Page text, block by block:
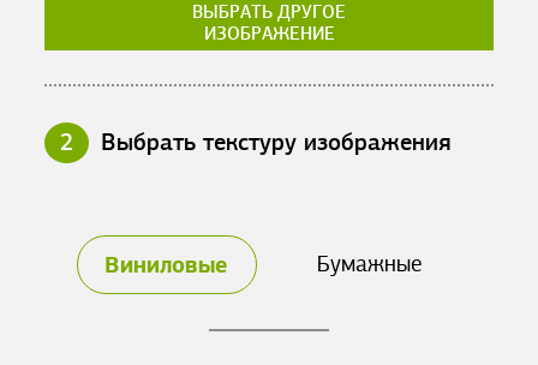
ВЫБРАТЬ ДРУГОЕ
ИЗОБРАЖЕНИЕ
2 Выбрать текстуру изображения
Виниловые Бумажные